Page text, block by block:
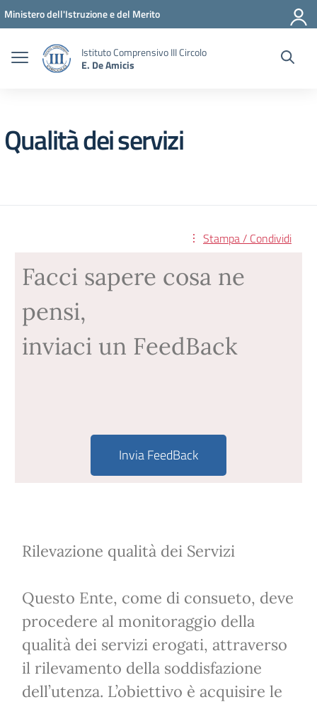
Vai ai contenuti
Vai al menu di navigazione
Vai al footer
Ministero dell'Istruzione e del Merito
Istituto Comprensivo III Circolo
E. De Amicis
Qualità dei servizi
Stampa / Condividi
Facci sapere cosa ne
pensi,
inviaci un FeedBack
Invia FeedBack
Rilevazione qualità dei Servizi
Questo Ente, come di consueto, deve
procedere al monitoraggio della
qualità dei servizi erogati, attraverso
il rilevamento della soddisfazione
dell’utenza. L’obiettivo è acquisire le